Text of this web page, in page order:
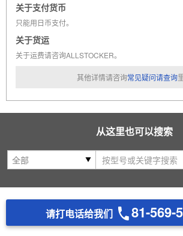
关于支付货币
只能用日币支付。
关于货运
关于运费请咨询ALLSTOCKER。
其他详情请咨询常见疑问请查询
从这里也可以搜索
请打电话给我们 81-569-